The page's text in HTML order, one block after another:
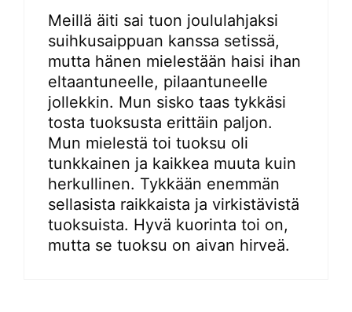
Meillä äiti sai tuon joululahjaksi
suihkusaippuan kanssa setissä,
mutta hänen mielestään haisi ihan
eltaantuneelle, pilaantuneelle
jollekkin. Mun sisko taas tykkäsi
tosta tuoksusta erittäin paljon.
Mun mielestä toi tuoksu oli
tunkkainen ja kaikkea muuta kuin
herkullinen. Tykkään enemmän
sellasista raikkaista ja virkistävistä
tuoksuista. Hyvä kuorinta toi on,
mutta se tuoksu on aivan hirveä.